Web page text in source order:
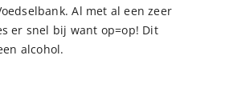
Al met al een zeer
er snel bij want op=op! Dit
alcohol.